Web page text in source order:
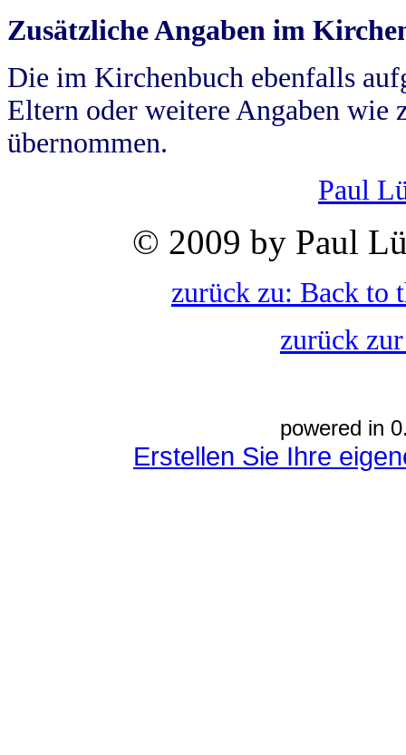
Zusätzliche Angaben im
Die im Kirchenbuch ebenfalls
Eltern oder weitere Angaben wie
übernommen.
Paul
© 2009 by Paul
zurück zu: Back to
zurück
powered in
Erstellen Sie Ihre